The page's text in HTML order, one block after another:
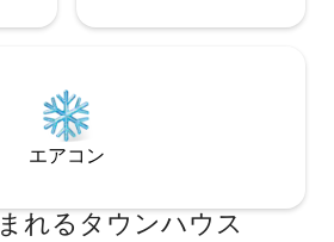
エアコン
れるタウンハウス